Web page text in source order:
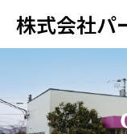
株式会社パ
COMPANY